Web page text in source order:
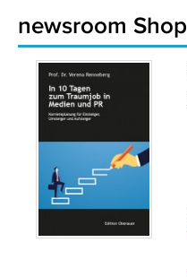
newsroom Shop